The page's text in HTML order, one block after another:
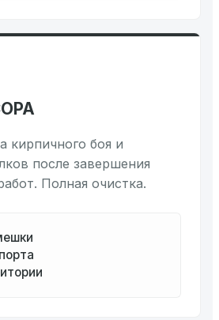
кирпичного боя и
после завершения
Полная очистка.